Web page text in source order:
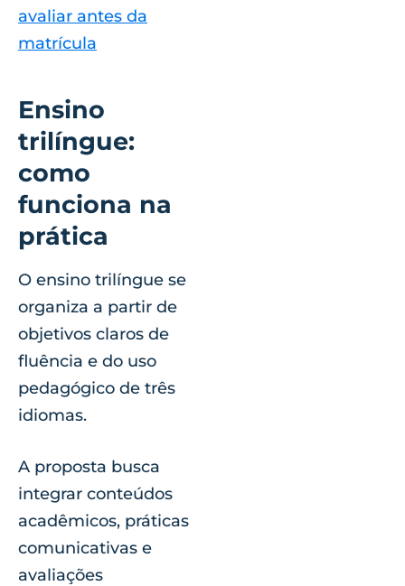
avaliar antes da
matrícula
Ensino
trilíngue:
como
funciona na
prática
O ensino trilíngue se
organiza a partir de
objetivos claros de
fluência e do uso
pedagógico de três
idiomas.
A proposta busca
integrar conteúdos
acadêmicos, práticas
comunicativas e
avaliações